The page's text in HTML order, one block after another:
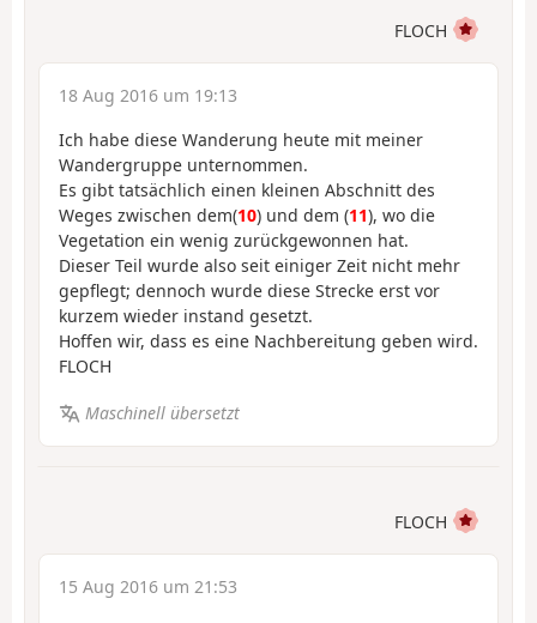
FLOCH
18 Aug 2016 um 19:13
Ich habe diese Wanderung heute mit meiner
Wandergruppe unternommen.
Es gibt tatsächlich einen kleinen Abschnitt des
Weges zwischen dem(10) und dem (11), wo die
Vegetation ein wenig zurückgewonnen hat.
Dieser Teil wurde also seit einiger Zeit nicht mehr
gepflegt; dennoch wurde diese Strecke erst vor
kurzem wieder instand gesetzt.
Hoffen wir, dass es eine Nachbereitung geben wird.
FLOCH
Maschinell übersetzt
FLOCH
15 Aug 2016 um 21:53